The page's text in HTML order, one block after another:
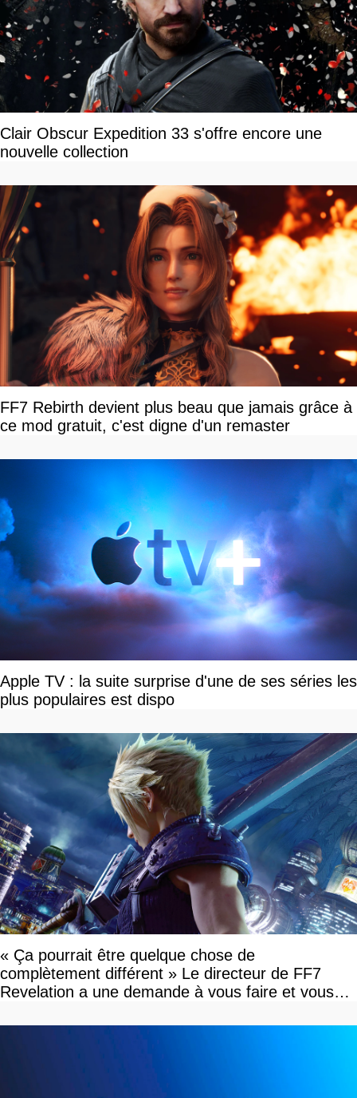
Clair Obscur Expedition 33 s'offre encore une
nouvelle collection
FF7 Rebirth devient plus beau que jamais grâce à
ce mod gratuit, c'est digne d'un remaster
Apple TV : la suite surprise d'une de ses séries les
plus populaires est dispo
« Ça pourrait être quelque chose de
complètement différent » Le directeur de FF7
Revelation a une demande à vous faire et vous